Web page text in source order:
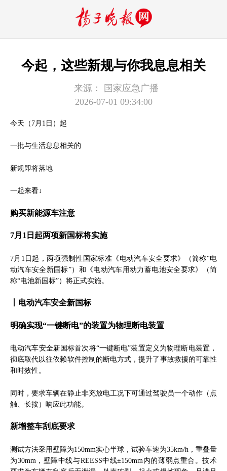
今起，这些新规与你我息息相关
来源：
国家应急广播
2026-07-01 09:34:00
今天（7月1日）起
一批与生活息息相关的
新规即将落地
一起来看↓
购买新能源车注意
7月1日起两项新国标将实施
7月1日起，两项强制性国家标准《电动汽车安全要求》（简称“电
动汽车安全新国标”）和《电动汽车用动力蓄电池安全要求》（简
称“电池新国标”）将正式实施。
丨电动汽车安全新国标
明确实现“一键断电”的装置为物理断电装置
电动汽车安全新国标首次将“一键断电”装置定义为物理断电装置，
彻底取代以往依赖软件控制的断电方式，提升了事故救援的可靠性
和时效性。
同时，要求车辆在静止非充放电工况下可通过驾驶员一个动作（点
触、长按）响应此功能。
新增整车刮底要求
测试方法采用壁障为150mm实心半球，试验车速为35km/h，重叠量
为30mm，壁障中线与REESS中线±150mm内的薄弱点重合。技术